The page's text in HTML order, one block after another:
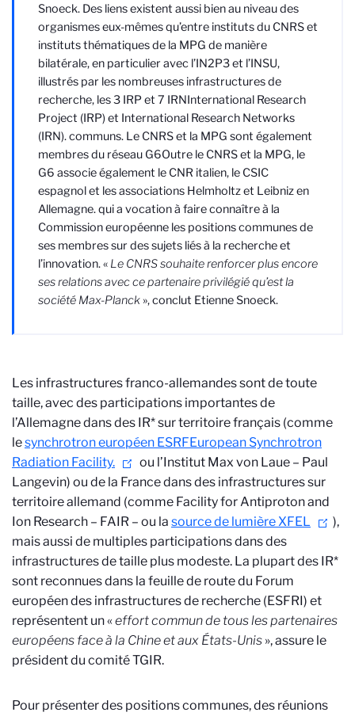
Snoeck. Des liens existent aussi bien au niveau des
organismes eux-mêmes qu’entre instituts du CNRS et
instituts thématiques de la MPG de manière
bilatérale, en particulier avec l’IN2P3 et l’INSU,
illustrés par les nombreuses infrastructures de
recherche, les 3 IRP et 7 IRNInternational Research
Project (IRP) et International Research Networks
(IRN).communs. Le CNRS et la MPG sont également
membres du réseau G6Outre le CNRS et la MPG, le
G6 associe également le CNR italien, le CSIC
espagnol et les associations Helmholtz et Leibniz en
Allemagne.qui a vocation à faire connaître à la
Commission européenne les positions communes de
ses membres sur des sujets liés à la recherche et
l’innovation. « Le CNRS souhaite renforcer plus encore
ses relations avec ce partenaire privilégié qu’est la
société Max-Planck », conclut Etienne Snoeck.
Les infrastructures franco-allemandes sont de toute
taille, avec des participations importantes de
l’Allemagne dans des IR* sur territoire français (comme
lesynchrotron européen ESRFEuropean Synchrotron
Radiation Facility.
ou l’Institut Max von Laue – Paul
Langevin) ou de la France dans des infrastructures sur
territoire allemand (comme Facility for Antiproton and
Ion Research – FAIR – ou la source de lumière XFEL
),
mais aussi de multiples participations dans des
infrastructures de taille plus modeste. La plupart des IR*
sont reconnues dans la feuille de route du Forum
européen des infrastructures de recherche (ESFRI) et
représentent un «effort commun de tous les partenaires
européens face à la Chine et aux États-Unis », assure le
président du comité TGIR.
Pour présenter des positions communes, des réunions